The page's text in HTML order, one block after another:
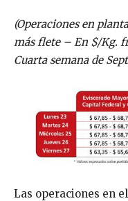
(Operaciones en
más flete – En $/Kg.
Cuarta semana de
Las operaciones en